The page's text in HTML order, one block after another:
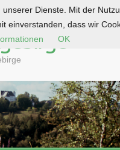
Dienste. Mit der
einverstanden, dass wir
OK